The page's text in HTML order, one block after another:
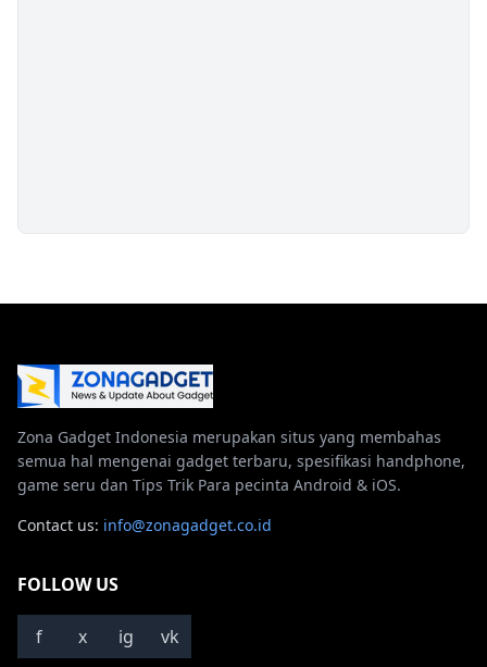
Zona Gadget Indonesia merupakan situs yang membahas
semua hal mengenai gadget terbaru, spesifikasi handphone,
game seru dan Tips Trik Para pecinta Android & iOS.
Contact us: info@zonagadget.co.id
FOLLOW US
f x ig vk